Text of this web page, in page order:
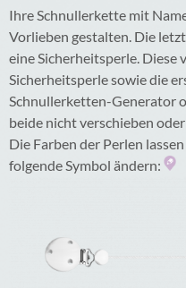
Ihre Schnullerkette mit
Vorlieben gestalten. Die
eine Sicherheitsperle. Diese
Sicherheitsperle sowie die
Schnullerketten-Generator
beide nicht verschieben
Die Farben der Perlen
folgende Symbol ändern: